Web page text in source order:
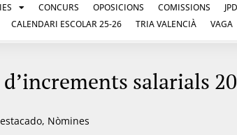
CONCURS OPOSICIONS COMISSIONS
CALENDARI ESCOLAR 25-26 TRIA VALENCIÀ VAGA
salarials
, Nòmines